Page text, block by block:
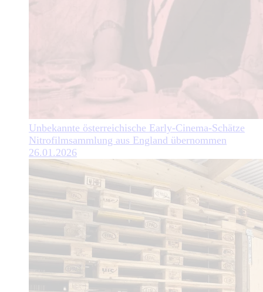
Unbekannte österreichische Early-Cinema-Schätze
Nitrofilmsammlung aus England übernommen
26.01.2026